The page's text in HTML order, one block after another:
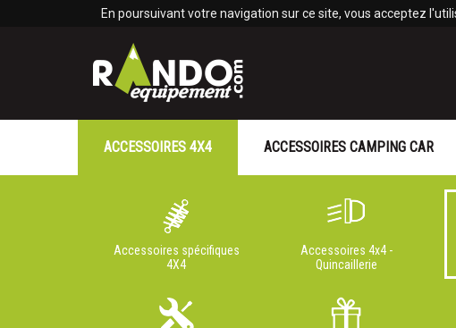
En poursuivant votre navigation sur ce site, vous acceptez
ACCESSOIRES 4X4
Accessoires spécifiques
4X4
Accessoires 4x4 -
Quincaillerie
ACCESSOIRES CAMPING CAR
Panneau de gestion des cookies